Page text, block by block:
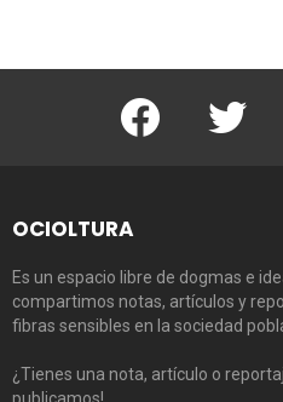
Facebook Twitter
OCIOLTURA
Es un espacio libre de dogmas e
compartimos notas, artículos y
fibras sensibles en la sociedad
¿Tienes una nota, artículo o